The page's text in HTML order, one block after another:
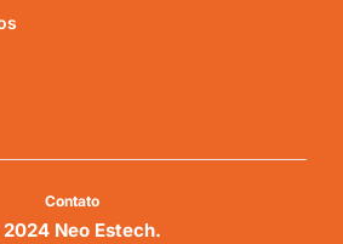
Contato
Neo Estech.